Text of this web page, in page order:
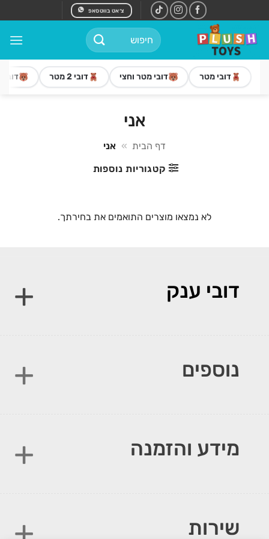
to
content
צ׳אט בווטסאפ
חיפוש
עבור:
דובי מטר דובי מטר וחצי דובי 2 מטר דובי 3 מטר
אני
דף הבית » אני
קטגוריות נוספות
לא נמצאו מוצרים התואמים את בחירתך.
דובי ענק
נוספים
מידע והזמנה
שירות